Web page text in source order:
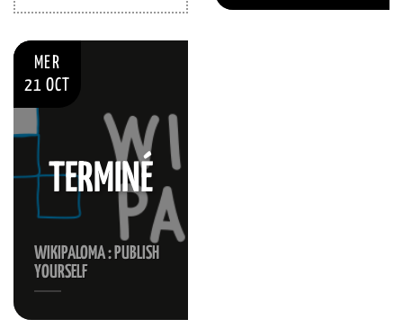
MER
21 OCT
WIKIPALOMA : PUBLISH
YOURSELF
TERMINÉ